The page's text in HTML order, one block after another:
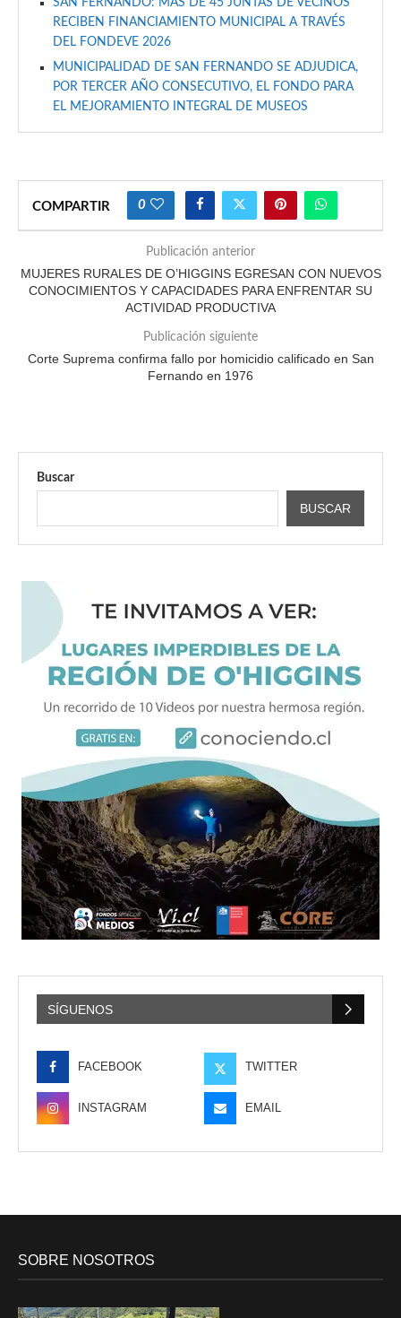
SAN FERNANDO: MÁS DE 45 JUNTAS DE VECINOS
RECIBEN FINANCIAMIENTO MUNICIPAL A TRAVÉS
DEL FONDEVE 2026
MUNICIPALIDAD DE SAN FERNANDO SE ADJUDICA,
POR TERCER AÑO CONSECUTIVO, EL FONDO PARA
EL MEJORAMIENTO INTEGRAL DE MUSEOS
COMPARTIR 0
Publicación anterior
MUJERES RURALES DE O’HIGGINS EGRESAN CON NUEVOS
CONOCIMIENTOS Y CAPACIDADES PARA ENFRENTAR SU
ACTIVIDAD PRODUCTIVA
Publicación siguiente
Corte Suprema confirma fallo por homicidio calificado en San
Fernando en 1976
Buscar
BUSCAR
SÍGUENOS
FACEBOOK TWITTER
INSTAGRAM EMAIL
SOBRE NOSOTROS